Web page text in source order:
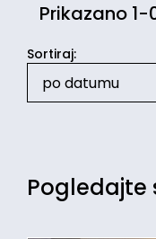
Prikazano
Sortiraj:
po datumu
Pogledajte